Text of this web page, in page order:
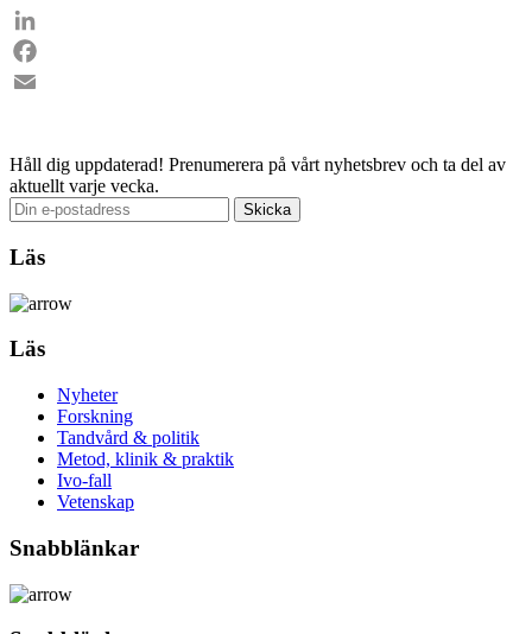
LinkedIn
Facebook
Håll dig uppdaterad! Prenumerera på vårt nyhetsbrev och ta del av
aktuellt varje vecka.
Läs
Läs
Nyheter
Forskning
Tandvård & politik
Metod, klinik & praktik
Ivo-fall
Vetenskap
Snabblänkar